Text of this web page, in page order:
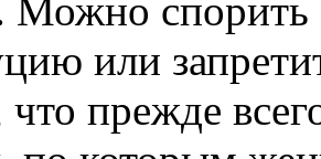
спорить
или
прежде